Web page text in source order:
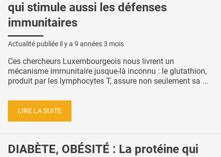
qui stimule aussi les défenses
immunitaires
Actualité publiée il y a 9 années 3 mois
Ces chercheurs Luxembourgeois nous livrent un
mécanisme immunitaire jusque-là inconnu : le glutathion,
produit par les lymphocytes T, assure non seulement sa ...
LIRE LA SUITE
DIABÈTE, OBÉSITÉ : La protéine qui